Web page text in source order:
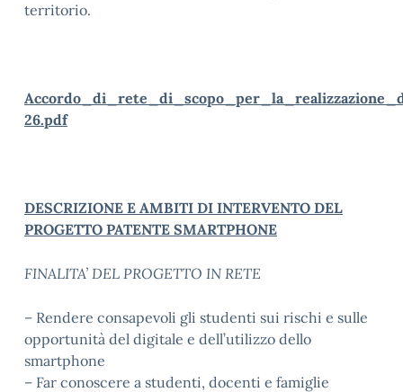
territorio.
26.pdf
DESCRIZIONE E AMBITI DI INTERVENTO DEL
PROGETTO PATENTE SMARTPHONE
FINALITA’ DEL PROGETTO IN RETE
– Rendere consapevoli gli studenti sui rischi e sulle
opportunità del digitale e dell’utilizzo dello
smartphone
– Far conoscere a studenti, docenti e famiglie